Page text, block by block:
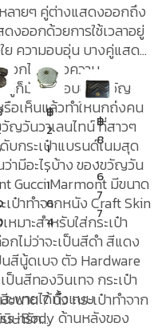
ลายๆ คู่ต่างแสดงออกถึง
งออกด้วยการใช้เวลาอยู่
ความอบอุ่น บางคู่แสดง
ดอกไม้ ที่สื่อความ
คู่ก็มักจะมอบของขวัญ
อเห็นแล้วทำให้นึกถึงคน
ญวันวาเลนไทน์ ที่สาวๆ
กระเป๋าแบรนด์เนมสุด
บ้าง ของขวัญวัน
เป๋าทำจากหนัง Craft Skin
มาะสำหรับใส่กระเป๋า
กไม่ว่าจะเป็นสีดำ สีแดง
นสีนู้ดเบจ ตัว Hardware
ป็นสีทองวินเทจ กระเป๋า
ะพายได้ทั้งแบบ
านหลังของ
฿
2
1
,
1
6
4
฿
8
,
6
7
7
นาด 7 นิ้ว กระเป๋าทำจาก
น่ารัก...